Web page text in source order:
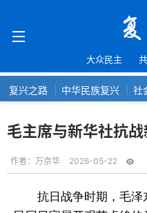
大众民主
复兴之路 中华民族复兴 社
毛主席与新华社抗
作者： 万京华 2026-05-22
抗日战争时期，毛